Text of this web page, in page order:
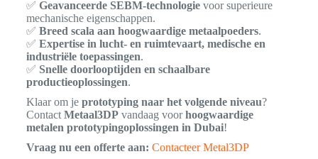
✅ Geavanceerde SEBM-technologievoor superieure
mechanische eigenschappen.
✅ Breed scala aan hoogwaardige metaalpoeders.
✅ Expertise in lucht- en ruimtevaart, medische en
industriële toepassingen.
✅ Snelle doorlooptijden en schaalbare
productieoplossingen.
Klaar om je prototyping naar het volgende niveau?
Contact Metaal3DPvandaag voorhoogwaardige
metalen prototypingoplossingen in Dubai!
Vraag nu een offerte aan: Contacteer Metal3DP